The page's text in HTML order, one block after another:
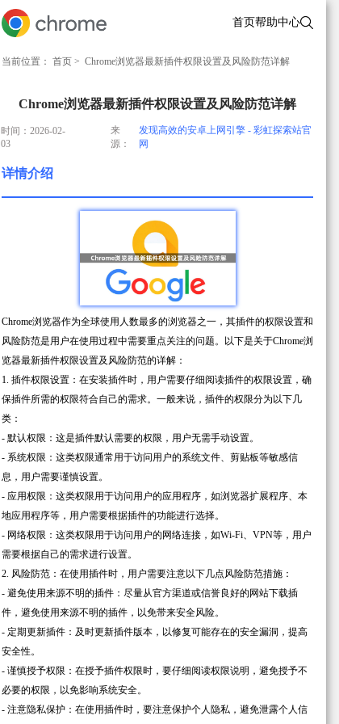
首页帮助中心
当前位置： 首页 > Chrome浏览器最新插件权限设置及风险防范详解
Chrome浏览器最新插件权限设置及风险防范详解
时间：2026-02-
03
来
源：
发现高效的安卓上网引擎 - 彩虹探索站官
网
详情介绍
Chrome浏览器作为全球使用人数最多的浏览器之一，其插件的权限设置和
风险防范是用户在使用过程中需要重点关注的问题。以下是关于Chrome浏
览器最新插件权限设置及风险防范的详解：
1. 插件权限设置：在安装插件时，用户需要仔细阅读插件的权限设置，确
保插件所需的权限符合自己的需求。一般来说，插件的权限分为以下几
类：
- 默认权限：这是插件默认需要的权限，用户无需手动设置。
- 系统权限：这类权限通常用于访问用户的系统文件、剪贴板等敏感信
息，用户需要谨慎设置。
- 应用权限：这类权限用于访问用户的应用程序，如浏览器扩展程序、本
地应用程序等，用户需要根据插件的功能进行选择。
- 网络权限：这类权限用于访问用户的网络连接，如Wi-Fi、VPN等，用户
需要根据自己的需求进行设置。
2. 风险防范：在使用插件时，用户需要注意以下几点风险防范措施：
- 避免使用来源不明的插件：尽量从官方渠道或信誉良好的网站下载插
件，避免使用来源不明的插件，以免带来安全风险。
- 定期更新插件：及时更新插件版本，以修复可能存在的安全漏洞，提高
安全性。
- 谨慎授予权限：在授予插件权限时，要仔细阅读权限说明，避免授予不
必要的权限，以免影响系统安全。
- 注意隐私保护：在使用插件时，要注意保护个人隐私，避免泄露个人信